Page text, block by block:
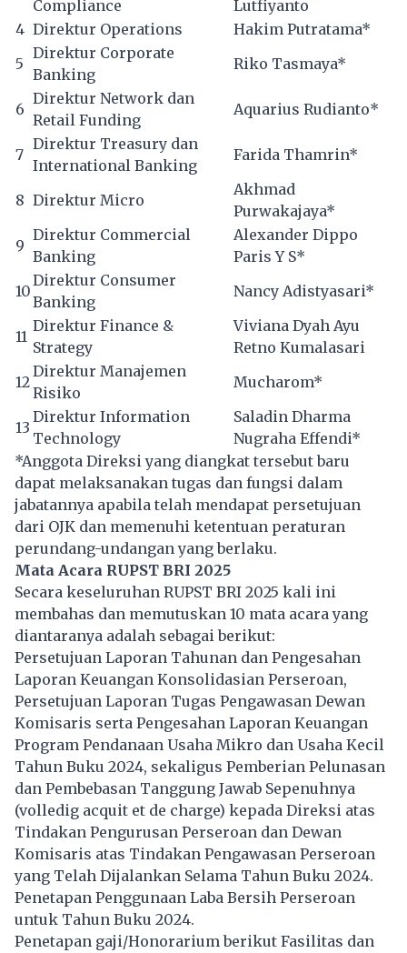
Compliance
Lutfiyanto
4 Direktur Operations
Hakim Putratama*
5
Direktur Corporate
Banking
Riko Tasmaya*
6
Direktur Network dan
Retail Funding
Aquarius Rudianto*
7
Direktur Treasury dan
International Banking
Farida Thamrin*
8 Direktur Micro
Akhmad
Purwakajaya*
9
Direktur Commercial
Banking
Alexander Dippo
Paris Y S*
10
Direktur Consumer
Banking
Nancy Adistyasari*
11
Direktur Finance &
Strategy
Viviana Dyah Ayu
Retno Kumalasari
12
Direktur Manajemen
Risiko
Mucharom*
13
Direktur Information
Technology
Saladin Dharma
Nugraha Effendi*
*Anggota Direksi yang diangkat tersebut baru
dapat melaksanakan tugas dan fungsi dalam
jabatannya apabila telah mendapat persetujuan
dari OJK dan memenuhi ketentuan peraturan
perundang-undangan yang berlaku.
Mata Acara RUPST BRI 2025
Secara keseluruhan RUPST BRI 2025 kali ini
membahas dan memutuskan 10 mata acara yang
diantaranya adalah sebagai berikut:​
Persetujuan Laporan Tahunan dan Pengesahan
Laporan Keuangan Konsolidasian Perseroan,
Persetujuan Laporan Tugas Pengawasan Dewan
Komisaris serta Pengesahan Laporan Keuangan
Program Pendanaan Usaha Mikro dan Usaha Kecil
Tahun Buku 2024, sekaligus Pemberian Pelunasan
dan Pembebasan Tanggung Jawab Sepenuhnya
(volledig acquit et de charge) kepada Direksi atas
Tindakan Pengurusan Perseroan dan Dewan
Komisaris atas Tindakan Pengawasan Perseroan
yang Telah Dijalankan Selama Tahun Buku 2024.
Penetapan Penggunaan Laba Bersih Perseroan
untuk Tahun Buku 2024.
Penetapan gaji/Honorarium berikut Fasilitas dan